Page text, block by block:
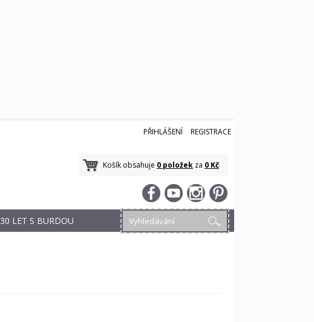
PŘIHLÁŠENÍ REGISTRACE
Košík obsahuje 0 položek za 0 Kč
30 LET S BURDOU